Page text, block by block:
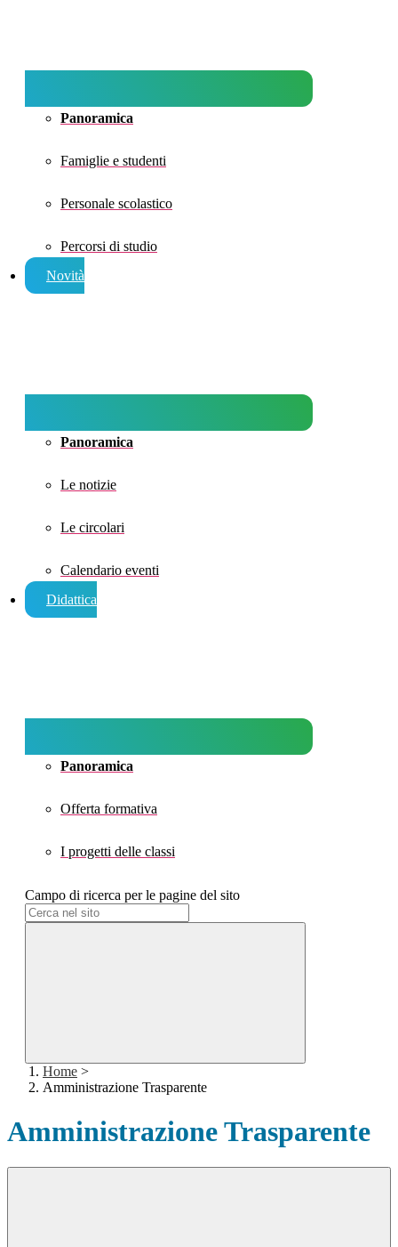
Panoramica
Famiglie e studenti
Personale scolastico
Percorsi di studio
Novità
Panoramica
Le notizie
Le circolari
Calendario eventi
Didattica
Panoramica
Offerta formativa
I progetti delle classi
Campo di ricerca per le pagine del sito
Home >
Amministrazione Trasparente
Amministrazione Trasparente